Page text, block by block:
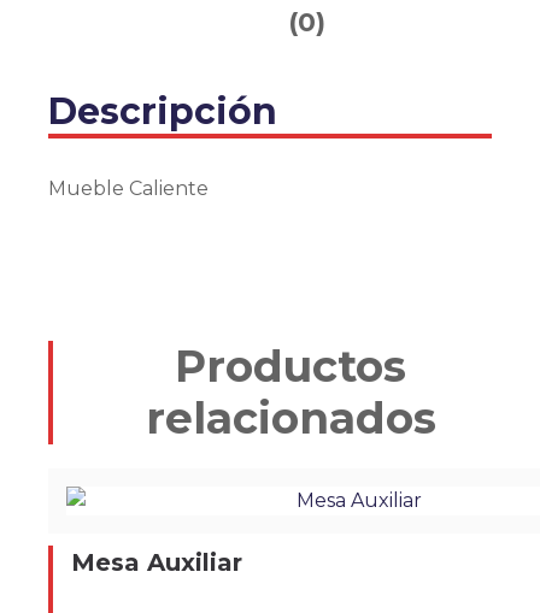
(0)
Descripción
Mueble Caliente
Productos
relacionados
Mesa Auxiliar